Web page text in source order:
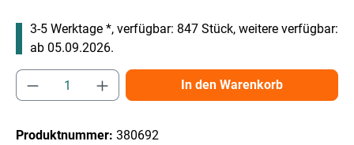
3-5 Werktage *, verfügbar: 847 Stück, weitere verfügbar:
ab 05.09.2026.
Produkt Anzahl: Gib den gewünschten
In den Warenkorb
Produktnummer: 380692